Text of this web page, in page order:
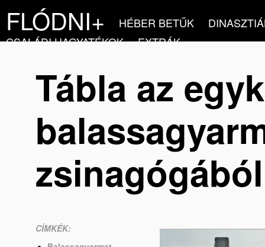
FLÓDNI+ HÉBER BETŰK
CSALÁDI HAGYATÉKOK
EXTRÁK
Tábla az
CÍMKÉK: